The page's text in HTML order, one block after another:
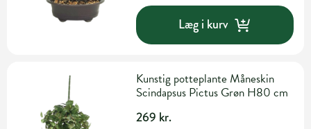
Læg i kurv
Kunstig potteplante Måneskin
Scindapsus Pictus Grøn H80 cm
269 kr.